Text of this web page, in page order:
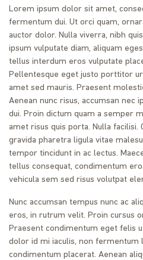
Lorem ipsum dolor sit amet,
fermentum dui. Ut orci quam,
auctor dolor. Nulla viverra, nibh
ipsum vulputate diam, aliquam
tellus interdum eros vulputate
Pellentesque eget justo porttitor
amet sed mauris. Praesent
Aenean nunc risus, accumsan nec
dui. Proin dictum quam a semper
amet risus quis porta. Nulla facilisi.
gravida pharetra ligula vitae
tempor tincidunt in ac lectus.
tellus consequat, condimentum
vehicula sem sed risus volutpat
Nunc accumsan tempus nunc ac
eros, in rutrum velit. Proin cursus
Praesent condimentum eget felis
dolor id mi iaculis, non fermentum
condimentum placerat. Aenean